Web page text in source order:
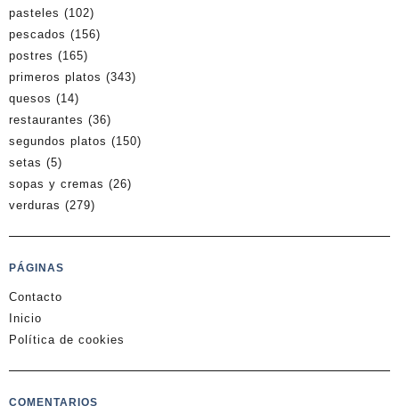
pasteles (102)
pescados (156)
postres (165)
primeros platos (343)
quesos (14)
restaurantes (36)
segundos platos (150)
setas (5)
sopas y cremas (26)
verduras (279)
PÁGINAS
Contacto
Inicio
Política de cookies
COMENTARIOS